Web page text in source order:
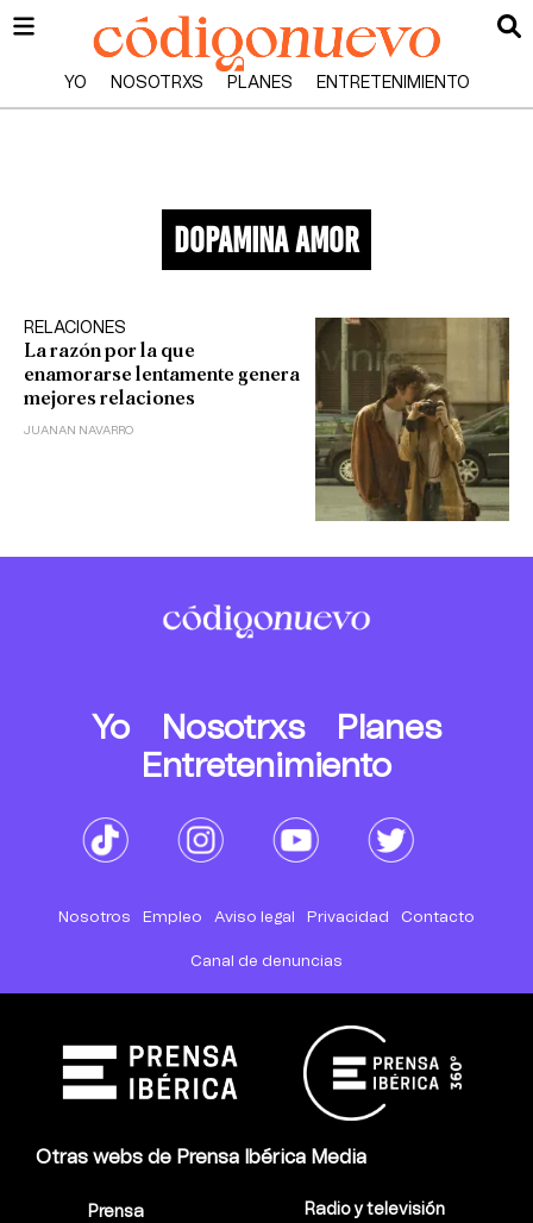
YO NOSOTRXS PLANES ENTRETENIMIENTO
dopamina amor
RELACIONES
La razón por la que
enamorarse lentamente genera
mejores relaciones
JUANAN NAVARRO
Yo Nosotrxs
Planes
Entretenimiento
Nosotros Empleo Aviso legal Privacidad Contacto
Canal de denuncias
Otras webs de Prensa Ibérica Media
Prensa Radio y televisión